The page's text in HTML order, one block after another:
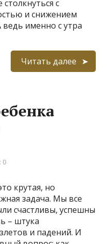
с
и снижением
именно с утра
Читать далее
0
крутая, но
задача. Мы все
счастливы, успешны
– штука
и падений. И